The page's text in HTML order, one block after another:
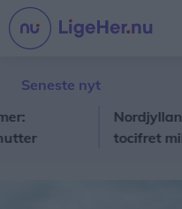
Seneste nyt
Nordjyllands
tocifret